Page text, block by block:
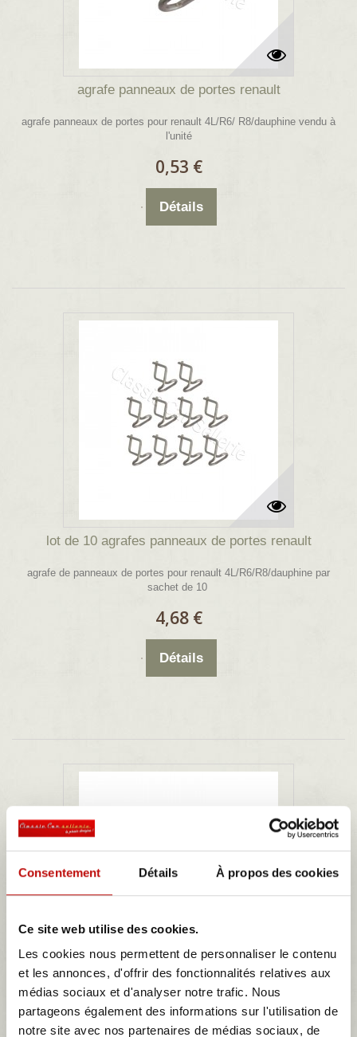
Consentement Détails À propos des cookies
Ce site web utilise des cookies.
Les cookies nous permettent de personnaliser le contenu
et les annonces, d'offrir des fonctionnalités relatives aux
médias sociaux et d'analyser notre trafic. Nous
partageons également des informations sur l'utilisation de
notre site avec nos partenaires de médias sociaux, de
agrafe panneaux de portes renault
agrafe panneaux de portes pour renault 4L/R6/ R8/dauphine vendu à
l'unité
0,53 €
Détails
lot de 10 agrafes panneaux de portes renault
agrafe de panneaux de portes pour renault 4L/R6/R8/dauphine par
sachet de 10
4,68 €
Détails
agrafe montage sellerie sièges avant et...
agrafe montage sellerie sièges avant et arriere pour renault